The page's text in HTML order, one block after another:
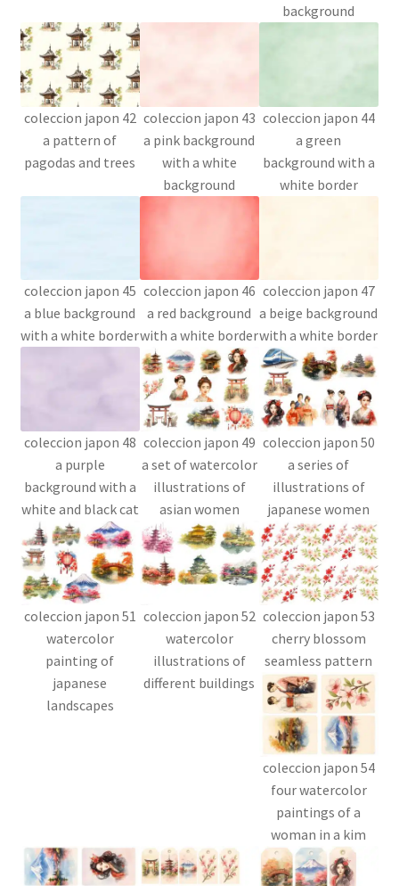
background
coleccion japon 42
a pattern of
pagodas and trees
coleccion japon 43
a pink background
with a white
background
coleccion japon 44
a green
background with a
white border
coleccion japon 45
a blue background
with a white border
coleccion japon 46
a red background
with a white border
coleccion japon 47
a beige background
with a white border
coleccion japon 48
a purple
background with a
white and black cat
coleccion japon 49
a set of watercolor
illustrations of
asian women
coleccion japon 50
a series of
illustrations of
japanese women
coleccion japon 51
watercolor
painting of
japanese
landscapes
coleccion japon 52
watercolor
illustrations of
different buildings
coleccion japon 53
cherry blossom
seamless pattern
coleccion japon 54
four watercolor
paintings of a
woman in a kim